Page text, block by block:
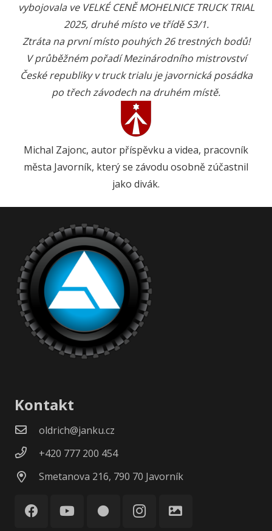
vybojovala ve VELKÉ CENĚ MOHELNICE TRUCK TRIAL
2025, druhé místo ve třídě S3/1.
Ztráta na první místo pouhých 26 trestných bodů!
V průběžném pořadí Mezinárodního mistrovství
České republiky v truck trialu je javornická posádka
po třech závodech na druhém místě.
Michal Zajonc, autor příspěvku a videa, pracovník
města Javorník, který se závodu osobně zúčastnil
jako divák.
Kontakt
oldrich@janku.cz
+420 777 200 454
Smetanova 216, 790 70 Javorník
circle